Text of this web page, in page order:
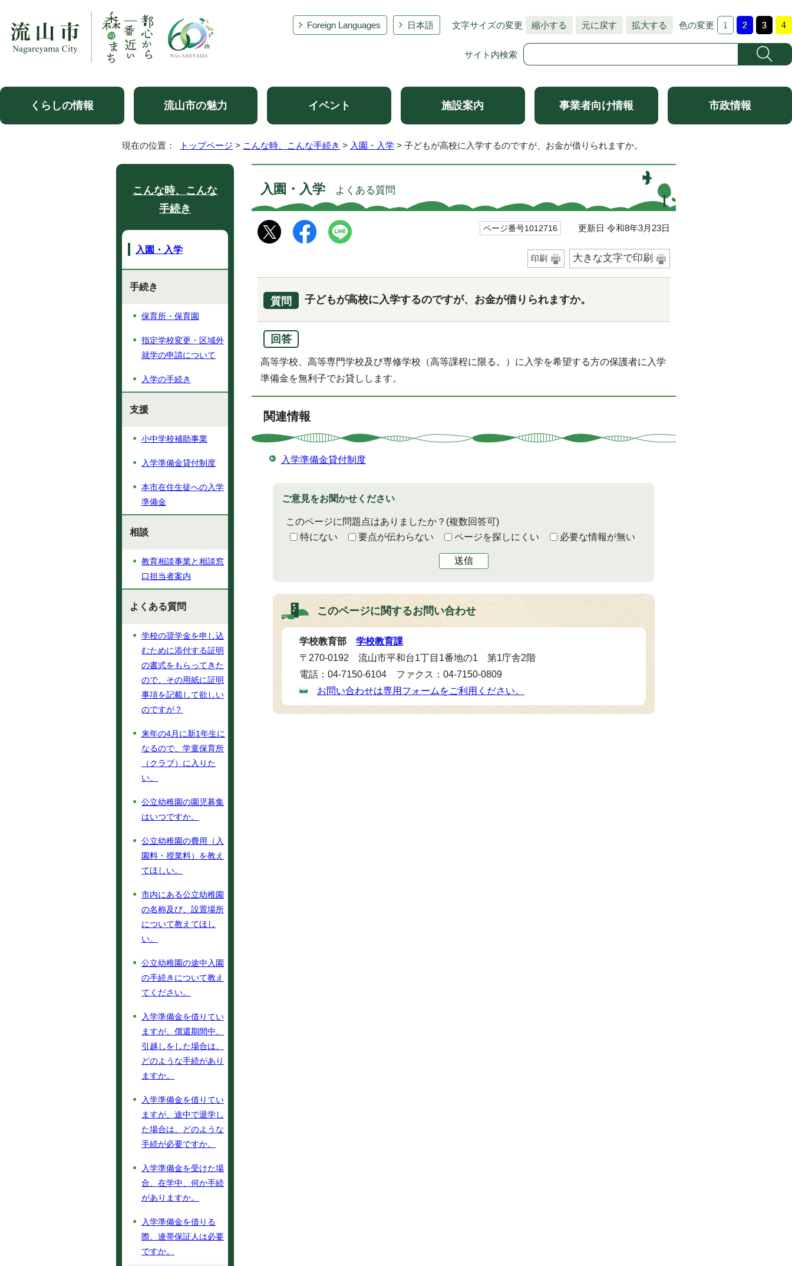
Foreign Languages 日本語 文字サイズの変更 縮小する 元に戻す 拡大する 色の変更
サイト内検索
くらしの情報 流山市の魅力 イベント 施設案内 事業者向け情報 市政情報
現在の位置： トップページ > こんな時、こんな手続き > 入園・入学 > 子どもが高校に入学するのですが、お金が借りられますか。
入園・入学 よくある質問
ページ番号1012716 更新日 令和8年3月23日
印刷 大きな文字で印刷
質問 子どもが高校に入学するのですが、お金が借りられますか。
回答
高等学校、高等専門学校及び専修学校（高等課程に限る。）に入学を希望する方の保護者に入学
準備金を無利子でお貸しします。
関連情報
入学準備金貸付制度
ご意見をお聞かせください
このページに問題点はありましたか？ (複数回答可)
特にない
要点が伝わらない ページを探しにくい 必要な情報が無い
送信
このページに関するお問い合わせ
学校教育部 学校教育課
〒270-0192 流山市平和台1丁目1番地の1 第1庁舎2階
電話：04-7150-6104 ファクス：04-7150-0809
お問い合わせは専用フォームをご利用ください。
こんな時、こんな
手続き
入園・入学
手続き
保育所・保育園
指定学校変更・区域外
就学の申請について
入学の手続き
支援
小中学校補助事業
入学準備金貸付制度
本市在住生徒への入学
準備金
相談
教育相談事業と相談窓
口担当者案内
よくある質問
学校の奨学金を申し込
むために添付する証明
の書式をもらってきた
ので、その用紙に証明
事項を記載して欲しい
のですが？
来年の4月に新1年生に
なるので、学童保育所
（クラブ）に入りた
い。
公立幼稚園の園児募集
はいつですか。
公立幼稚園の費用（入
園料・授業料）を教え
てほしい。
市内にある公立幼稚園
の名称及び、設置場所
について教えてほし
い。
公立幼稚園の途中入園
の手続きについて教え
てください。
入学準備金を借りてい
ますが、償還期間中、
引越しをした場合は、
どのような手続があり
ますか。
入学準備金を借りてい
ますが、途中で退学し
た場合は、どのような
手続が必要ですか。
入学準備金を受けた場
合、在学中、何か手続
がありますか。
入学準備金を借りる
際、連帯保証人は必要
ですか。